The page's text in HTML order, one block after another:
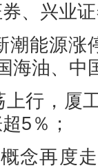
、兴业
能源涨
海油、中
行，厦
5％；
再度走